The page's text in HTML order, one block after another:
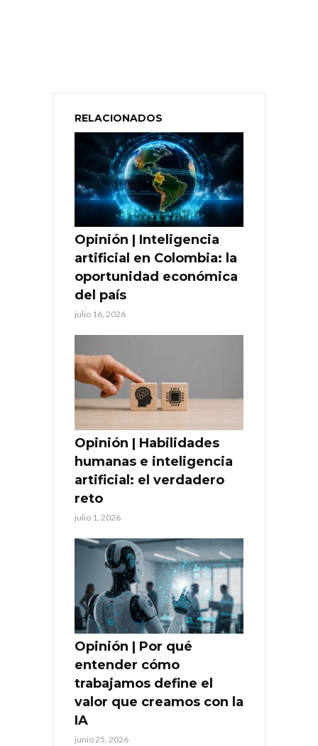
RELACIONADOS
Opinión | Inteligencia
artificial en Colombia: la
oportunidad económica
del país
julio 16, 2026
Opinión | Habilidades
humanas e inteligencia
artificial: el verdadero
reto
julio 1, 2026
Opinión | Por qué
entender cómo
trabajamos define el
valor que creamos con la
IA
junio 25, 2026